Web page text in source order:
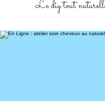
Le diy tout